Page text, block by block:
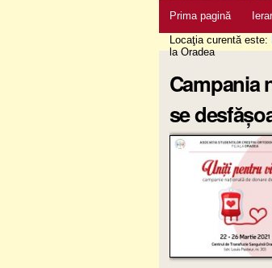
Prima pagină
Locaţia curentă este:
la Oradea
Campania
se